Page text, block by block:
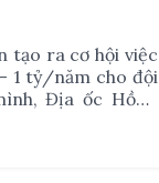
tạo ra cơ hội việc
1 tỷ/năm cho đội
Địa ốc Hồng